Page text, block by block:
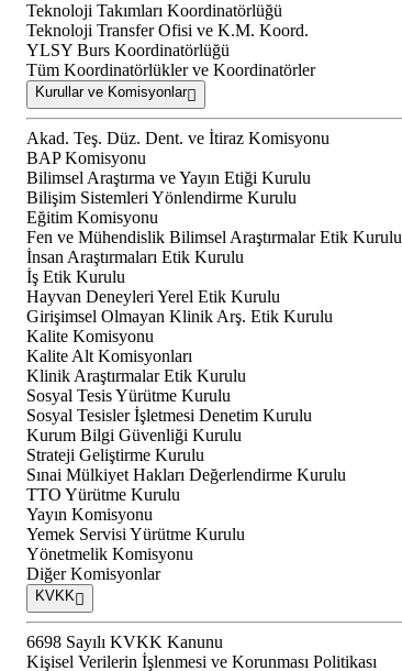
Teknoloji Takımları Koordinatörlüğü
Teknoloji Transfer Ofisi ve K.M. Koord.
YLSY Burs Koordinatörlüğü
Tüm Koordinatörlükler ve Koordinatörler
Kurullar ve Komisyonlar
Akad. Teş. Düz. Dent. ve İtiraz Komisyonu
BAP Komisyonu
Bilimsel Araştırma ve Yayın Etiği Kurulu
Bilişim Sistemleri Yönlendirme Kurulu
Eğitim Komisyonu
Fen ve Mühendislik Bilimsel Araştırmalar Etik Kurulu
İnsan Araştırmaları Etik Kurulu
İş Etik Kurulu
Hayvan Deneyleri Yerel Etik Kurulu
Girişimsel Olmayan Klinik Arş. Etik Kurulu
Kalite Komisyonu
Kalite Alt Komisyonları
Klinik Araştırmalar Etik Kurulu
Sosyal Tesis Yürütme Kurulu
Sosyal Tesisler İşletmesi Denetim Kurulu
Kurum Bilgi Güvenliği Kurulu
Strateji Geliştirme Kurulu
Sınai Mülkiyet Hakları Değerlendirme Kurulu
TTO Yürütme Kurulu
Yayın Komisyonu
Yemek Servisi Yürütme Kurulu
Yönetmelik Komisyonu
Diğer Komisyonlar
KVKK
6698 Sayılı KVKK Kanunu
Kişisel Verilerin İşlenmesi ve Korunması Politikası